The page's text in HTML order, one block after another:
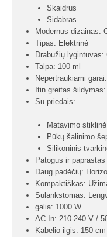
Skaidrus
Sidabras
Modernus dizainas:
Tipas: Elektrinė
Drabužių lygintuvas:
Talpa: 100 ml
Nepertraukiami
Itin greitas
Su priedais:
Matavimo stiklinė
Pūkų šalinimo
Silikoninis
Patogus ir
Daug padėčių:
Kompaktiškas:
Sulankstomas:
galia: 1000 W
AC In: 210-240 V /
Kabelio ilgis: 150 cm